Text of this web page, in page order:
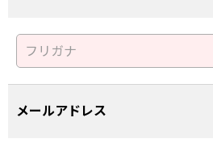
メールアドレス